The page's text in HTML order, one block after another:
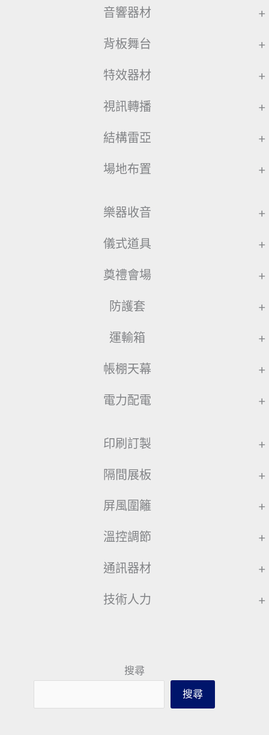
音響器材 +
背板舞台 +
特效器材 +
視訊轉播 +
結構雷亞 +
場地布置 +
樂器收音 +
儀式道具 +
奠禮會場 +
防護套 +
運輸箱 +
帳棚天幕 +
電力配電 +
印刷訂製 +
隔間展板 +
屏風圍籬 +
溫控調節 +
通訊器材 +
技術人力 +
搜尋
搜尋